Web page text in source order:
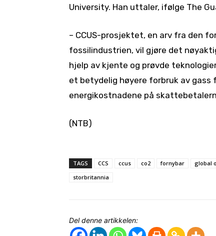
University. Han uttaler, ifølge The
– CCUS-prosjektet, en arv fra den
fossilindustrien, vil gjøre det
hjelp av kjente og prøvde
et betydelig høyere forbruk av gass
energikostnadene på
(NTB)
TAGS CCS ccus co2 fornybar global
storbritannia
Del denne artikkelen: